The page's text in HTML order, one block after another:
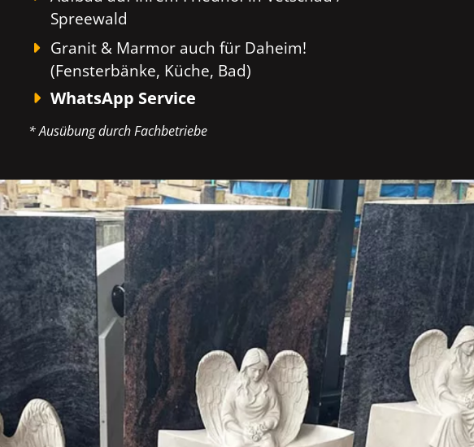
Spreewald
Granit & Marmor auch für Daheim!
(Fensterbänke, Küche, Bad)
WhatsApp Service
* Ausübung durch Fachbetriebe